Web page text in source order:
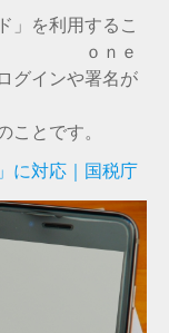
」を利用するこ
Ｐｈ ｏｎｅ
グインや署名が
。
に対応｜国税庁